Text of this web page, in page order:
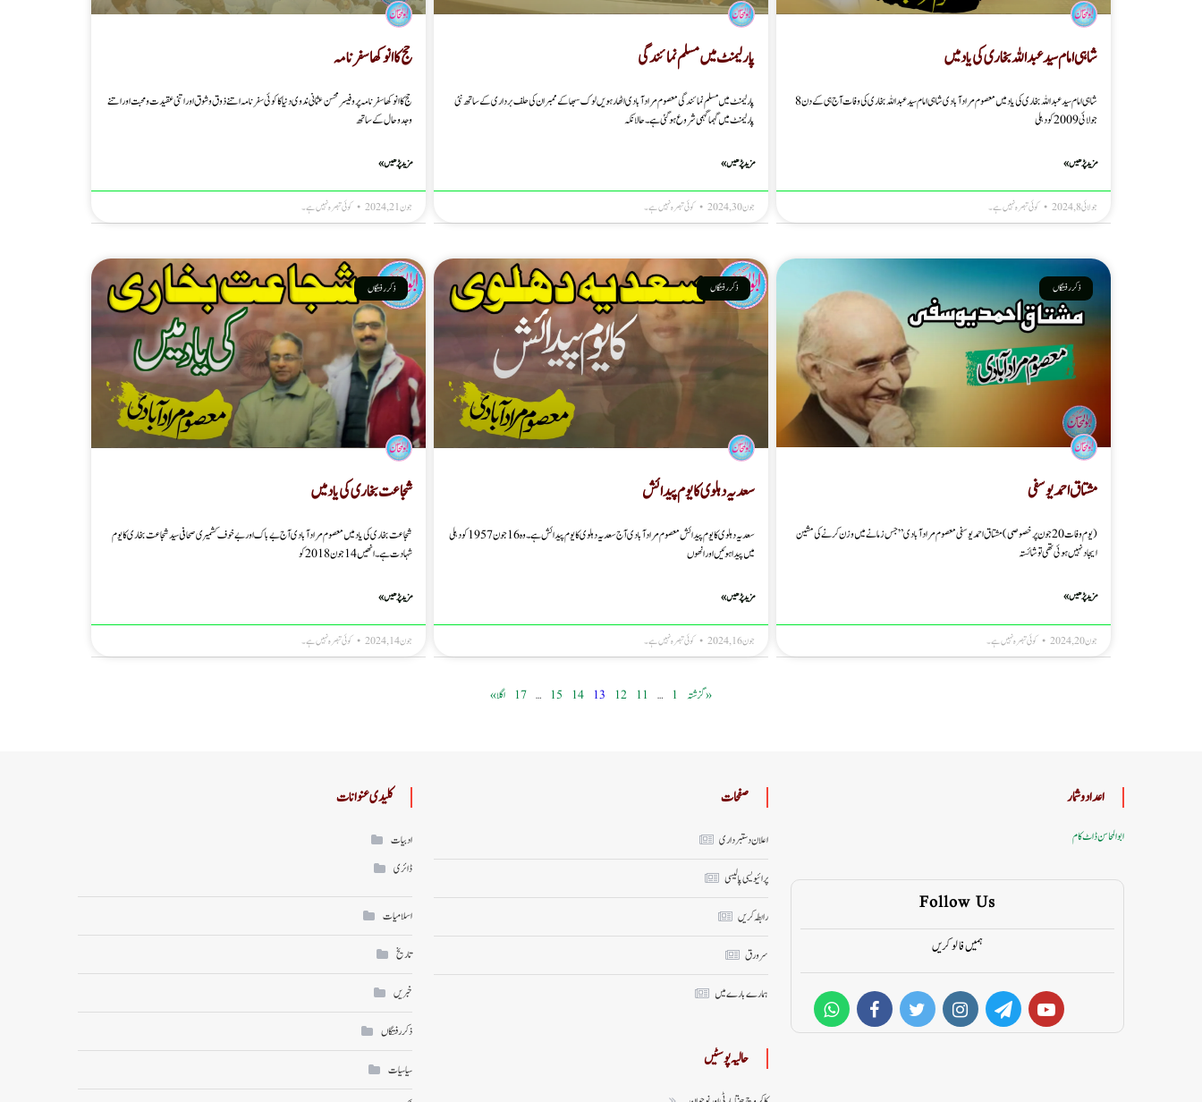
شاہی امام سید عبداللہ بخاری کی یاد میں
شاہی امام سید عبداللہ بخاری کی یاد میں معصوم مرادآبادی شاہی امام سید عبداللہ بخاری کی وفات آج ہی کے دن 8
جولائی 2009 کودہلی
مزید پڑھیں »
جولائی 8, 2024 کوئی تبصرہ نہیں ہے۔
پارلیمنٹ میں مسلم نمائندگی
پارلیمنٹ میں مسلم نمائندگی معصوم مرادآبادی اٹھارہویں لوک سبھا کے ممبران کی حلف برداری کے ساتھ نئی
پارلیمنٹ میں گہماگہمی شروع ہوگئی ہے۔ حالانکہ
مزید پڑھیں »
جون 30, 2024 کوئی تبصرہ نہیں ہے۔
حج کا انوکھا سفرنامہ
حج کا انوکھا سفرنامہ پروفیسر محسن عثمانی ندوی دنیا کا کوئی سفرنامہ اتنے ذوق وشوق اور اتنی عقیدت ومحبت اور اتنے
وجد وحال کے ساتھ
مزید پڑھیں »
جون 21, 2024 کوئی تبصرہ نہیں ہے۔
ذکر رفتگاں
مشتاق احمد یوسفی
(یوم وفات 20 جون پر خصوصی ) مشتاق احمد یوسفی معصوم مرادآبادی ”جس زمانے میں وزن کرنے کی مشین
ایجاد نہیں ہوئی تھی تو شائستہ
مزید پڑھیں »
جون 20, 2024 کوئی تبصرہ نہیں ہے۔
ذکر رفتگاں
سعدیہ دہلوی کا یوم پیدائش
سعدیہ دہلوی کا یوم پیدائش معصوم مرادآبادی آج سعدیہ دہلوی کا یوم پیدائش ہے۔ وہ 16 جون 1957 کو دہلی
میں پیدا ہوئیں اور انھوں
مزید پڑھیں »
جون 16, 2024 کوئی تبصرہ نہیں ہے۔
ذکر رفتگاں
شجاعت بخاری کی یاد میں
شجاعت بخاری کی یاد میں معصوم مرادآبادی آج بے باک اور بے خوف کشمیری صحافی سید شجاعت بخاری کا یوم
شہادت ہے۔ انھیں 14جون 2018کو
مزید پڑھیں »
جون 14, 2024 کوئی تبصرہ نہیں ہے۔
« گزشتہ 1
…
11
12
13
14
15
…
17 اگلا »
کلیدی عنوانات
ادبیات
ڈائری
اسلامیات
تاریخ
خبریں
ذکر رفتگاں
سیاسیات
صفحات
اعلان دستبرداری
پرائیویسی پالیسی
رابطہ کریں
سر ورق
ہمارے بارے میں
حالیہ پوسٹیں
اعداد وشمار
ابوالمحاسن ڈاٹ کام
Follow Us
ہمیں فالو کریں